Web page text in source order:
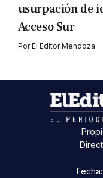
usurpación de
Acceso Sur
PorEl Editor Mendoza
Fecha: